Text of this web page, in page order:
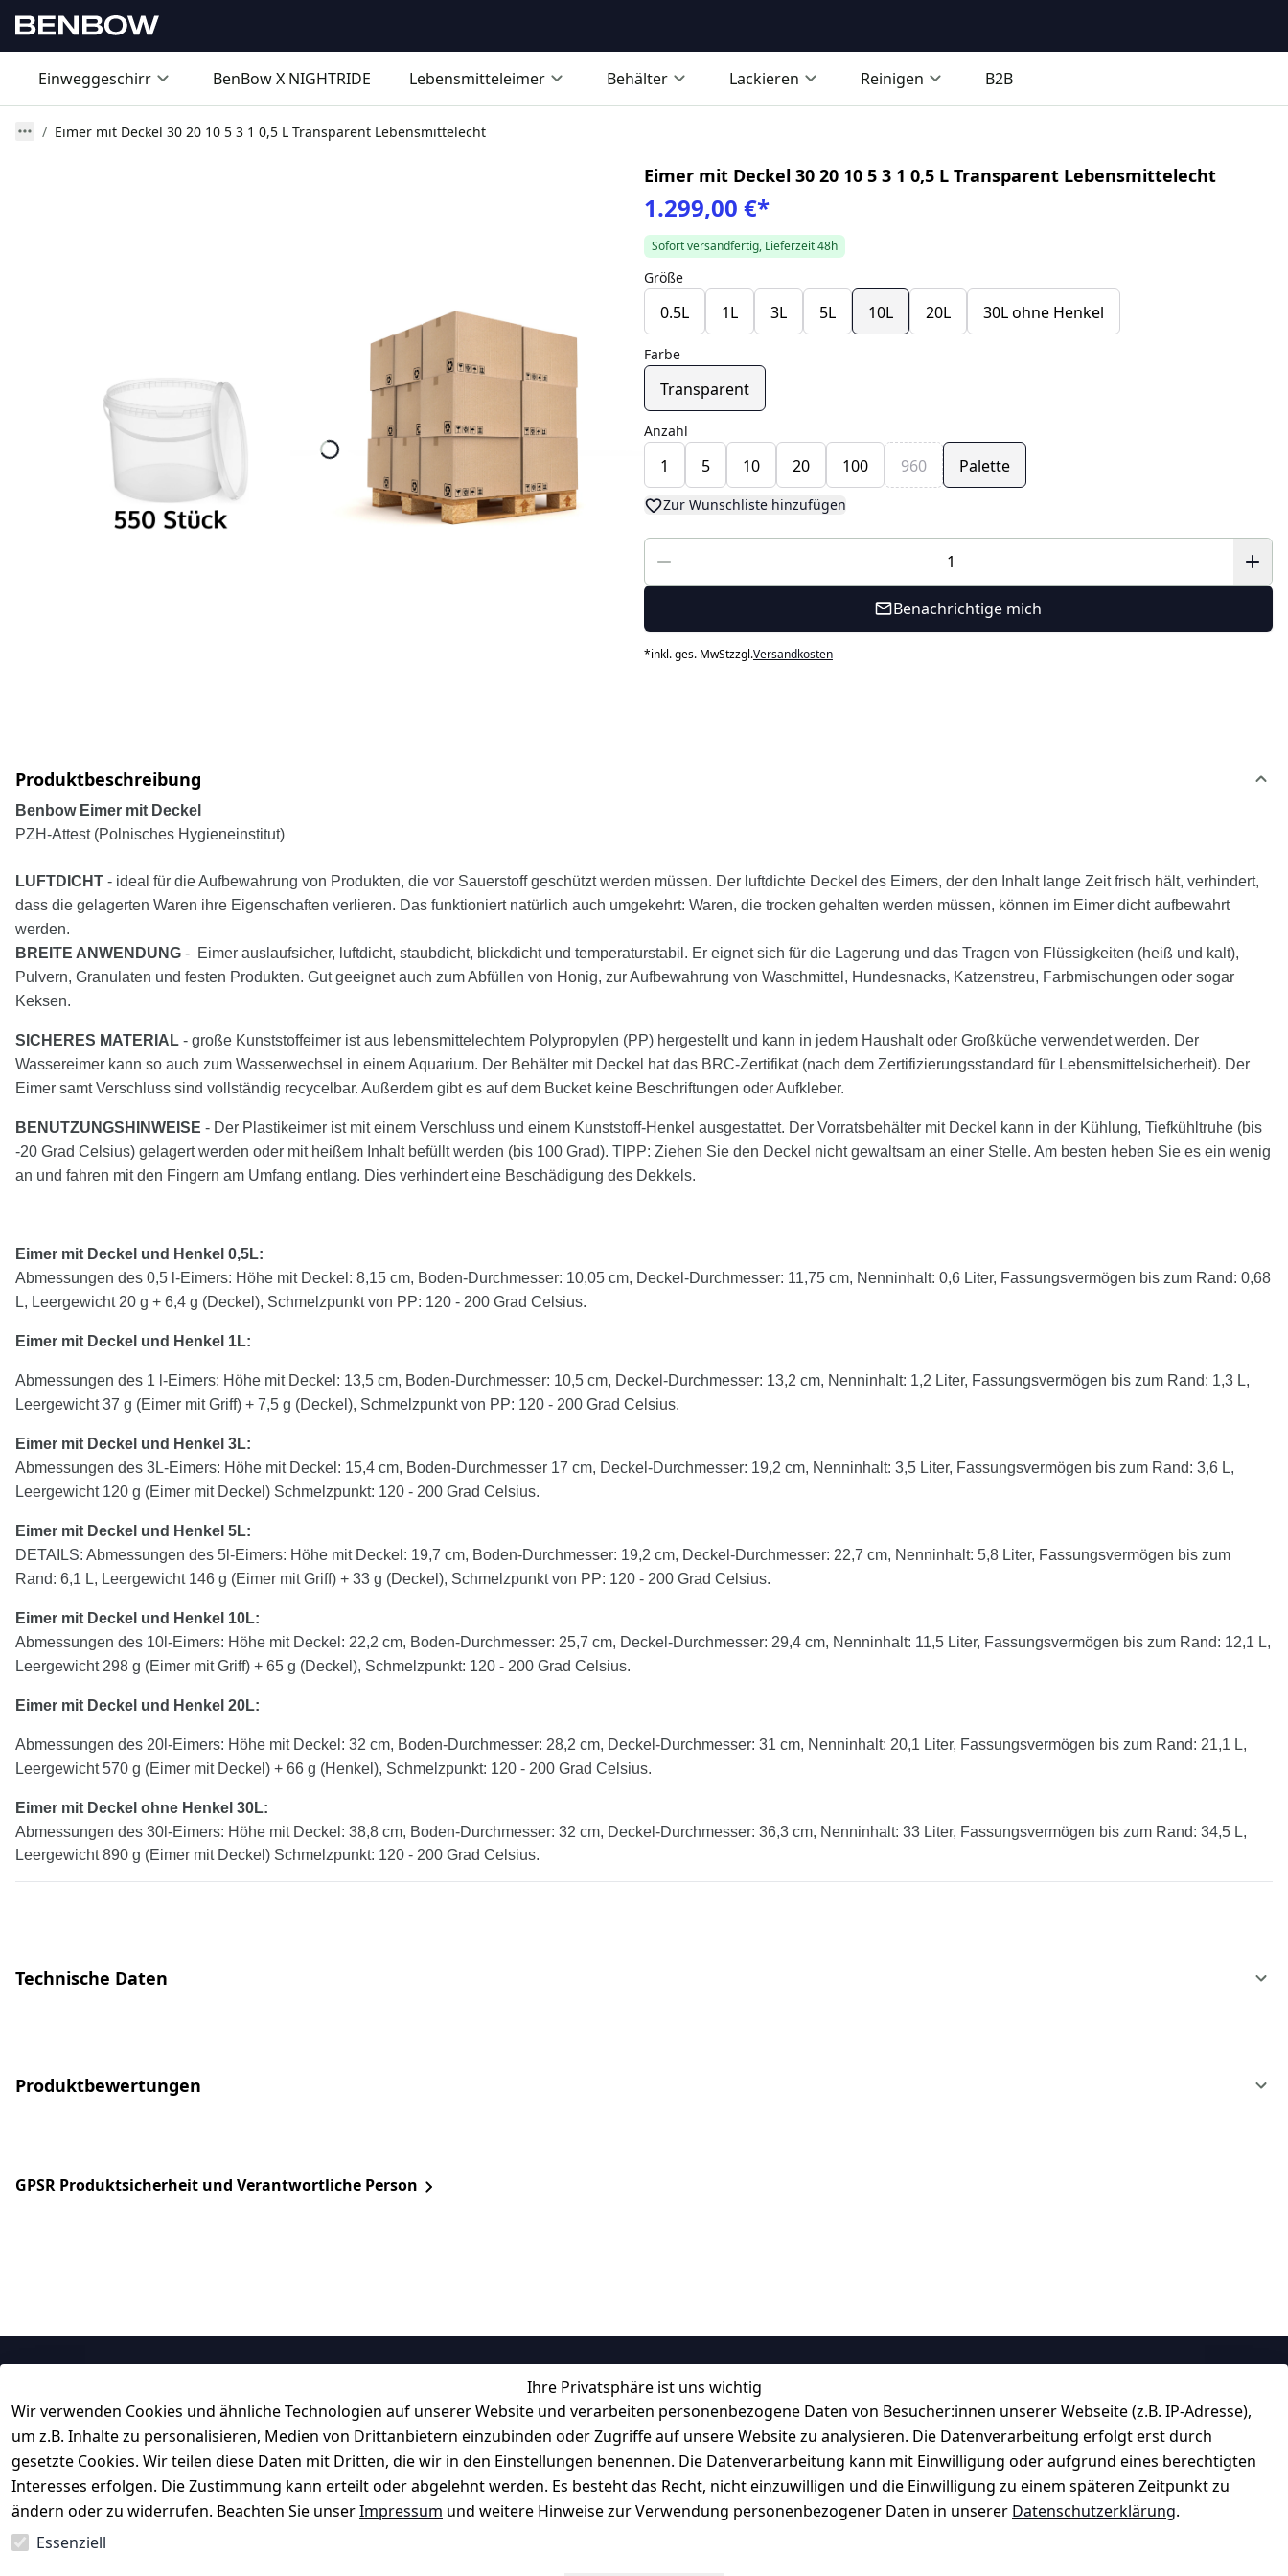
Einweggeschirr BenBow X NIGHTRIDE Lebensmitteleimer Behälter Lackieren Reinigen B2B
Eimer mit Deckel 30 20 10 5 3 1 0,5 L Transparent Lebensmittelecht
Eimer mit Deckel 30 20 10 5 3 1 0,5 L Transparent Lebensmittelecht
1.299,00 €*
Sofort versandfertig, Lieferzeit 48h
Größe
0.5L 1L 3L 5L 10L 20L 30L ohne Henkel
Farbe
Transparent
Anzahl
1 5 10 20 100 960 Palette
Zur Wunschliste hinzufügen
Benachrichtige mich
*inkl. ges. MwStzzgl.Versandkosten
Produktbeschreibung
Benbow Eimer mit Deckel
PZH-Attest (Polnisches Hygieneinstitut)
LUFTDICHT - ideal für die Aufbewahrung von Produkten, die vor Sauerstoff geschützt werden müssen. Der luftdichte Deckel des Eimers, der den Inhalt lange Zeit frisch hält, verhindert,
dass die gelagerten Waren ihre Eigenschaften verlieren. Das funktioniert natürlich auch umgekehrt: Waren, die trocken gehalten werden müssen, können im Eimer dicht aufbewahrt
werden.
BREITE ANWENDUNG - Eimer auslaufsicher, luftdicht, staubdicht, blickdicht und temperaturstabil. Er eignet sich für die Lagerung und das Tragen von Flüssigkeiten (heiß und kalt),
Pulvern, Granulaten und festen Produkten. Gut geeignet auch zum Abfüllen von Honig, zur Aufbewahrung von Waschmittel, Hundesnacks, Katzenstreu, Farbmischungen oder sogar
Keksen.
SICHERES MATERIAL - große Kunststoffeimer ist aus lebensmittelechtem Polypropylen (PP) hergestellt und kann in jedem Haushalt oder Großküche verwendet werden. Der
Wassereimer kann so auch zum Wasserwechsel in einem Aquarium. Der Behälter mit Deckel hat das BRC-Zertifikat (nach dem Zertifizierungsstandard für Lebensmittelsicherheit). Der
Eimer samt Verschluss sind vollständig recycelbar. Außerdem gibt es auf dem Bucket keine Beschriftungen oder Aufkleber.
BENUTZUNGSHINWEISE - Der Plastikeimer ist mit einem Verschluss und einem Kunststoff-Henkel ausgestattet. Der Vorratsbehälter mit Deckel kann in der Kühlung, Tiefkühltruhe (bis
-20 Grad Celsius) gelagert werden oder mit heißem Inhalt befüllt werden (bis 100 Grad). TIPP: Ziehen Sie den Deckel nicht gewaltsam an einer Stelle. Am besten heben Sie es ein wenig
an und fahren mit den Fingern am Umfang entlang. Dies verhindert eine Beschädigung des Dekkels.
Eimer mit Deckel und Henkel 0,5L:
Abmessungen des 0,5 l-Eimers: Höhe mit Deckel: 8,15 cm, Boden-Durchmesser: 10,05 cm, Deckel-Durchmesser: 11,75 cm, Nenninhalt: 0,6 Liter, Fassungsvermögen bis zum Rand: 0,68
L, Leergewicht 20 g + 6,4 g (Deckel), Schmelzpunkt von PP: 120 - 200 Grad Celsius.
Eimer mit Deckel und Henkel 1L:
Abmessungen des 1 l-Eimers: Höhe mit Deckel: 13,5 cm, Boden-Durchmesser: 10,5 cm, Deckel-Durchmesser: 13,2 cm, Nenninhalt: 1,2 Liter, Fassungsvermögen bis zum Rand: 1,3 L,
Leergewicht 37 g (Eimer mit Griff) + 7,5 g (Deckel), Schmelzpunkt von PP: 120 - 200 Grad Celsius.
Eimer mit Deckel und Henkel 3L:
Abmessungen des 3L-Eimers: Höhe mit Deckel: 15,4 cm, Boden-Durchmesser 17 cm, Deckel-Durchmesser: 19,2 cm, Nenninhalt: 3,5 Liter, Fassungsvermögen bis zum Rand: 3,6 L,
Leergewicht 120 g (Eimer mit Deckel) Schmelzpunkt: 120 - 200 Grad Celsius.
Eimer mit Deckel und Henkel 5L:
DETAILS: Abmessungen des 5l-Eimers: Höhe mit Deckel: 19,7 cm, Boden-Durchmesser: 19,2 cm, Deckel-Durchmesser: 22,7 cm, Nenninhalt: 5,8 Liter, Fassungsvermögen bis zum
Rand: 6,1 L, Leergewicht 146 g (Eimer mit Griff) + 33 g (Deckel), Schmelzpunkt von PP: 120 - 200 Grad Celsius.
Eimer mit Deckel und Henkel 10L:
Abmessungen des 10l-Eimers: Höhe mit Deckel: 22,2 cm, Boden-Durchmesser: 25,7 cm, Deckel-Durchmesser: 29,4 cm, Nenninhalt: 11,5 Liter, Fassungsvermögen bis zum Rand: 12,1 L,
Leergewicht 298 g (Eimer mit Griff) + 65 g (Deckel), Schmelzpunkt: 120 - 200 Grad Celsius.
Eimer mit Deckel und Henkel 20L:
Abmessungen des 20l-Eimers: Höhe mit Deckel: 32 cm, Boden-Durchmesser: 28,2 cm, Deckel-Durchmesser: 31 cm, Nenninhalt: 20,1 Liter, Fassungsvermögen bis zum Rand: 21,1 L,
Leergewicht 570 g (Eimer mit Deckel) + 66 g (Henkel), Schmelzpunkt: 120 - 200 Grad Celsius.
Eimer mit Deckel ohne Henkel 30L:
Abmessungen des 30l-Eimers: Höhe mit Deckel: 38,8 cm, Boden-Durchmesser: 32 cm, Deckel-Durchmesser: 36,3 cm, Nenninhalt: 33 Liter, Fassungsvermögen bis zum Rand: 34,5 L,
Leergewicht 890 g (Eimer mit Deckel) Schmelzpunkt: 120 - 200 Grad Celsius.
Technische Daten
Produktbewertungen
GPSR Produktsicherheit und Verantwortliche Person
Ihre Privatsphäre ist uns wichtig
Wir verwenden Cookies und ähnliche Technologien auf unserer Website und verarbeiten personenbezogene Daten von Besucher:innen unserer Webseite (z.B. IP-Adresse),
um z.B. Inhalte zu personalisieren, Medien von Drittanbietern einzubinden oder Zugriffe auf unsere Website zu analysieren. Die Datenverarbeitung erfolgt erst durch
gesetzte Cookies. Wir teilen diese Daten mit Dritten, die wir in den Einstellungen benennen. Die Datenverarbeitung kann mit Einwilligung oder aufgrund eines berechtigten
Interesses erfolgen. Die Zustimmung kann erteilt oder abgelehnt werden. Es besteht das Recht, nicht einzuwilligen und die Einwilligung zu einem späteren Zeitpunkt zu
ändern oder zu widerrufen. Beachten Sie unserImpressum und weitere Hinweise zur Verwendung personenbezogener Daten in unserer Datenschutzerklärung.
Essenziell
Impressum
Datenschutzerklärung
Barrierefreiheitserklärung
Widerrufsrecht
Kontakt
Registrieren
Rechnungskauf möglich. Kontakt
Informationen
Retourenlager:
Eichenallee 3, 06184
Kabelsketal
info@konsystem.de
★★★★☆
Top-Verkäufer
★★★★★